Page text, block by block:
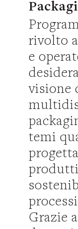
rivolto
e
visione
temi
Grazie